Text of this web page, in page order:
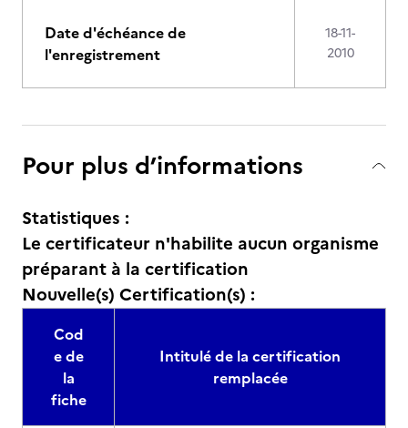
Date d'échéance de
l'enregistrement
18-11-
2010
Pour plus d’informations
Statistiques :
Le certificateur n'habilite aucun organisme
préparant à la certification
Nouvelle(s) Certification(s) :
Cod
e de
la
fiche
Intitulé de la certification
remplacée